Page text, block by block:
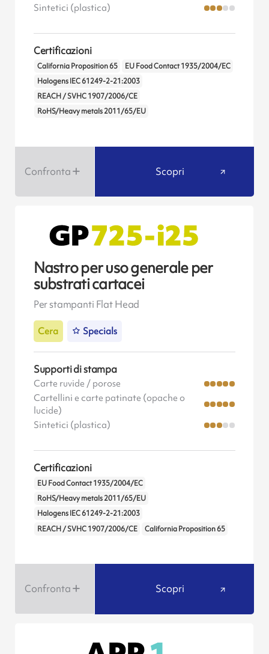
Sintetici (plastica)
Certificazioni
California Proposition 65
EU Food Contact 1935/2004/EC
Halogens IEC 61249-2-21:2003
REACH / SVHC 1907/2006/CE
RoHS/Heavy metals 2011/65/EU
Confronta Scopri
Nastro per uso generale per
substrati cartacei
Per stampanti Flat Head
Cera Specials
Supporti di stampa
Carte ruvide / porose
Cartellini e carte patinate (opache o
lucide)
Sintetici (plastica)
Certificazioni
EU Food Contact 1935/2004/EC
RoHS/Heavy metals 2011/65/EU
Halogens IEC 61249-2-21:2003
REACH / SVHC 1907/2006/CE
California Proposition 65
Confronta Scopri